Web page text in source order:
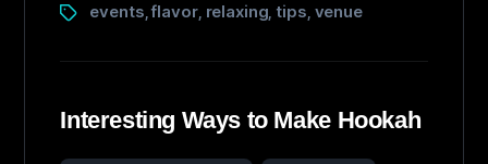
events ,flavor, relaxing tips venue
Interesting Ways to Make Hookah